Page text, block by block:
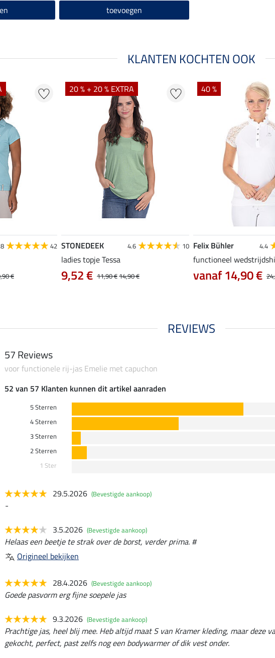
toevoegen
KLANTEN KOCHTEN OOK
42
€
20 % + 20 % EXTRA
STONEDEEK 4.6 10
ladies topje Tessa
11,90 €14,90 €
9,52 €
40 %
Felix Bühler 4.4
functioneel
vanaf 14,90 €
REVIEWS
57 Reviews
voor functionele rij-jas Emelie met capuchon
52 van 57 Klanten kunnen dit artikel aanraden
5 Sterren
4 Sterren
3 Sterren
2 Sterren
1 Ster
29.5.2026 (Bevestigde aankoop)
-
3.5.2026 (Bevestigde aankoop)
Helaas een beetje te strak over de borst, verder prima. #
Origineel bekijken
28.4.2026 (Bevestigde aankoop)
Goede pasvorm erg fijne soepele jas
9.3.2026 (Bevestigde aankoop)
Prachtige jas, heel blij mee. Heb altijd maat S van Kramer kleding, maar deze
gekocht, perfect, past zelfs nog een bodywarmer of dik vest onder.